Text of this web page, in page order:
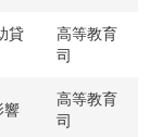
貸
高等教育
司
響
高等教育
司